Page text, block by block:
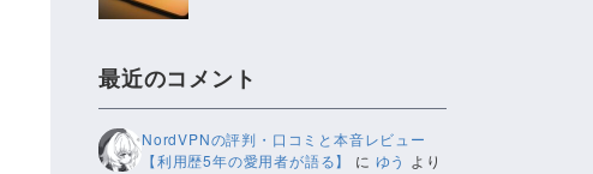
最近のコメント
NordVPNの評判・口コミと本音レビュー
【利用歴5年の愛用者が語る】
に ゆう より